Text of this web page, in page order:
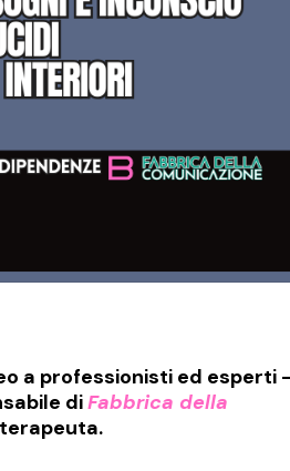
a professionisti ed esperti
diFabbrica della